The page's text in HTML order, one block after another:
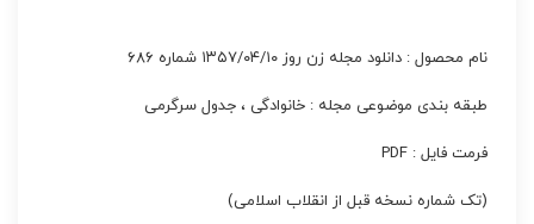
نام محصول : دانلود مجله زن روز ۱۳۵۷/۰۴/۱۰ شماره ۶۸۶
طبقه بندی موضوعی مجله : خانوادگی ، جدول سرگرمی
فرمت فایل : PDF
(تک شماره نسخه قبل از انقلاب اسلامی)